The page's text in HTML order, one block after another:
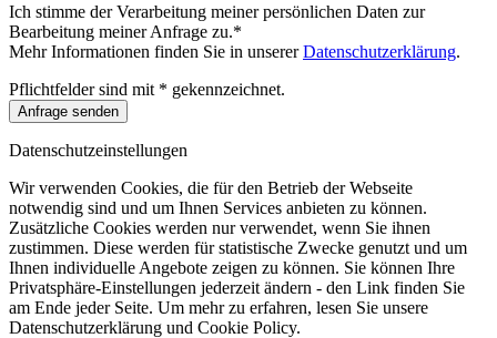
Ich stimme der Verarbeitung meiner persönlichen Daten zur
Bearbeitung meiner Anfrage zu.*
Mehr Informationen finden Sie in unsererDatenschutzerklärung.
Pflichtfelder sind mit * gekennzeichnet.
Anfrage senden
Datenschutzeinstellungen
Wir verwenden Cookies, die für den Betrieb der Webseite
notwendig sind und um Ihnen Services anbieten zu können.
Zusätzliche Cookies werden nur verwendet, wenn Sie ihnen
zustimmen. Diese werden für statistische Zwecke genutzt und um
Ihnen individuelle Angebote zeigen zu können. Sie können Ihre
Privatsphäre-Einstellungen jederzeit ändern - den Link finden Sie
am Ende jeder Seite. Um mehr zu erfahren, lesen Sie unsere
Datenschutzerklärung und Cookie Policy.